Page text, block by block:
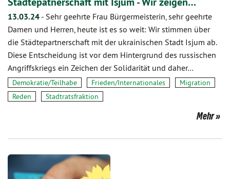
13.03.24 - Sehr geehrte Frau Bürgermeisterin, sehr geehrte
Damen und Herren, heute ist es so weit: Wir stimmen über
die Städtepartnerschaft mit der ukrainischen Stadt Isjum ab.
Diese Entscheidung ist vor dem Hintergrund des russischen
Angriffskriegs ein Zeichen der Solidarität und daher…
Demokratie/Teilhabe Frieden/Internationales
Migration
Reden
Stadtratsfraktion
Mehr